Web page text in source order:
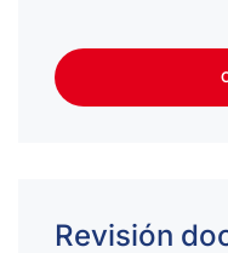
Revisión